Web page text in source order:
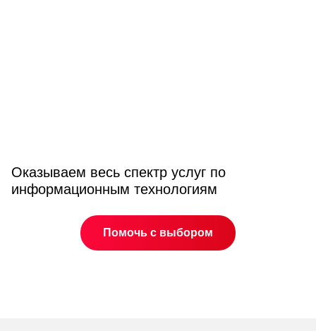
Оказываем весь спектр услуг по
информационным технологиям
Помочь с выбором